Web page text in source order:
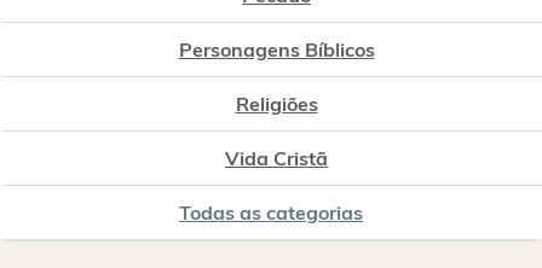
Personagens Bíblicos
Religiões
Vida Cristã
Todas as categorias